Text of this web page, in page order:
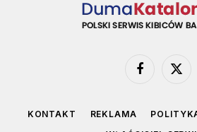
Facebook
X
KONTAKT REKLAMA